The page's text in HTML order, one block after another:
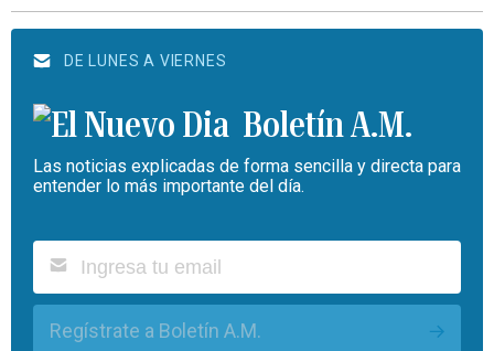
DE LUNES A VIERNES
Boletín A.M.
Las noticias explicadas de forma sencilla y directa para
entender lo más importante del día.
Regístrate a Boletín A.M.